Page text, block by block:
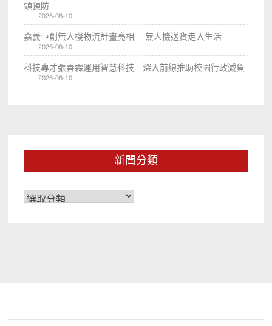
頭預防
2026-08-10
嘉義亞創無人機物流計畫亮相 無人機送貨走入生活
2026-08-10
科技專才張善霖運用智慧科技 深入前線推助校園行政減負
2026-08-10
新聞分類
新